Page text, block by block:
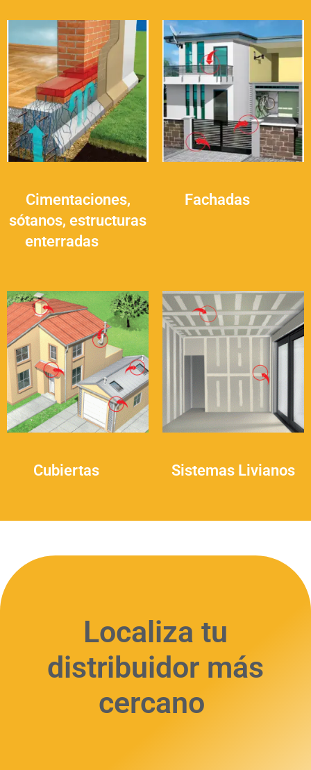
Cimentaciones,
sótanos, estructuras
enterradas
Fachadas
Cubiertas
Sistemas Livianos
Localiza tu
distribuidor más
cercano